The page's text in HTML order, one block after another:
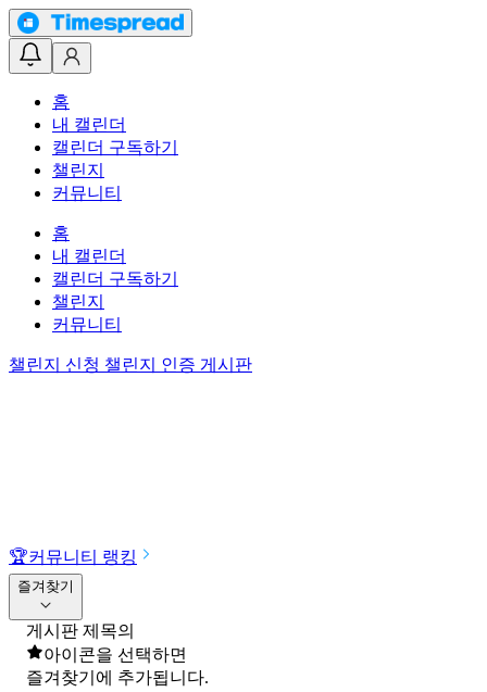
홈
내 캘린더
캘린더 구독하기
챌린지
커뮤니티
홈
내 캘린더
캘린더 구독하기
챌린지
커뮤니티
챌린지 신청 챌린지 인증 게시판
🏆커뮤니티 랭킹
즐겨찾기
게시판 제목의
아이콘을 선택하면
즐겨찾기에 추가됩니다.